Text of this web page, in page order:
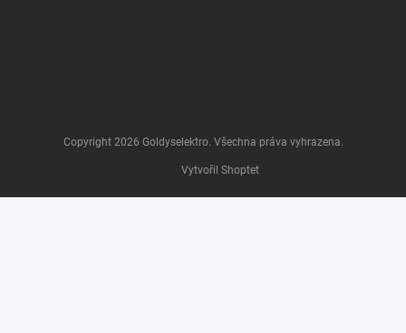
Vytvořil Shoptet
Copyright 2026 Goldyselektro. Všechna práva vyhrazena.